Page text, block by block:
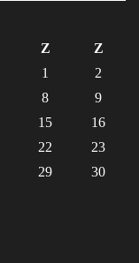
Z
Z
1
2
8
9
15
16
22
23
29
30